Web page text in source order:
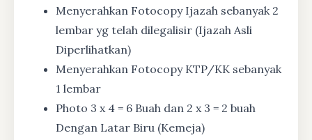
Menyerahkan Fotocopy Ijazah sebanyak 2
lembar yg telah dilegalisir (Ijazah Asli
Diperlihatkan)
Menyerahkan Fotocopy KTP/KK sebanyak
1 lembar
Photo 3 x 4 = 6 Buah dan 2 x 3 = 2 buah
Dengan Latar Biru (Kemeja)